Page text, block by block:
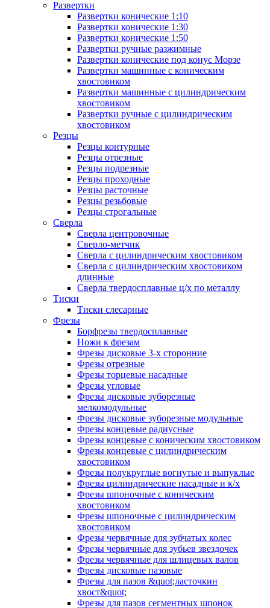
Развертки
Развертки конические 1:10
Развертки конические 1:30
Развертки конические 1:50
Развертки ручные разжимные
Развертки конические под конус Морзе
Развертки машинные с коническим
хвостовиком
Развертки машинные с цилиндрическим
хвостовиком
Развертки ручные с цилиндрическим
хвостовиком
Резцы
Резцы контурные
Резцы отрезные
Резцы подрезные
Резцы проходные
Резцы расточные
Резцы резьбовые
Резцы строгальные
Сверла
Сверла центровочные
Сверло-метчик
Сверла с цилиндрическим хвостовиком
Сверла с цилиндрическим хвостовиком
длинные
Сверла твердосплавные ц/х по металлу
Тиски
Тиски слесарные
Фрезы
Борфрезы твердосплавные
Ножи к фрезам
Фрезы дисковые 3-х сторонние
Фрезы отрезные
Фрезы торцевые насадные
Фрезы угловые
Фрезы дисковые зуборезные
мелкомодульные
Фрезы дисковые зуборезные модульные
Фрезы концевые радиусные
Фрезы концевые с коническим хвостовиком
Фрезы концевые с цилиндрическим
хвостовиком
Фрезы полукруглые вогнутые и выпуклые
Фрезы цилиндрические насадные и к/х
Фрезы шпоночные с коническим
хвостовиком
Фрезы шпоночные с цилиндрическим
хвостовиком
Фрезы червячные для зубчатых колес
Фрезы червячные для зубьев звездочек
Фрезы червячные для шлицевых валов
Фрезы дисковые пазовые
Фрезы для пазов &quot;ласточкин
хвост&quot;
Фрезы для пазов сегментных шпонок